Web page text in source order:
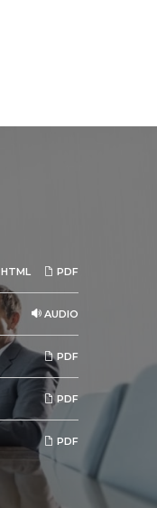
PDF
HTML
AUDIO
PDF
PDF
PDF